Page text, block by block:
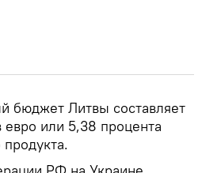
бюджет Литвы составляет
или 5,38 процента